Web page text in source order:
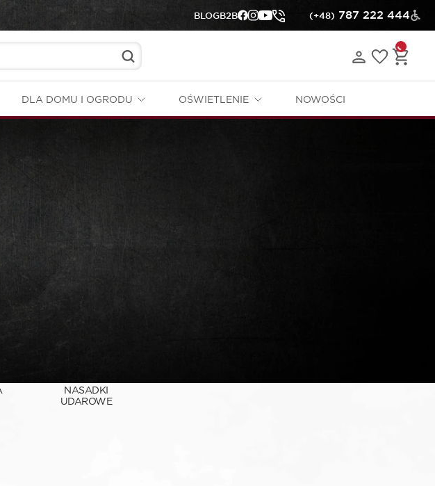
BLOGB2B (+48) 787 222 444
DLA DOMU I OGRODU OŚWIETLENIE NOWOŚCI
NASADKI
UDAROWE